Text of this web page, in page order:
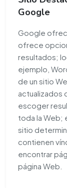
Google
Google
ofrece
resultados;
ejemplo,
de un sitio
actualizados
escoger
toda la Web;
sitio
contienen
encontrar
página Web.